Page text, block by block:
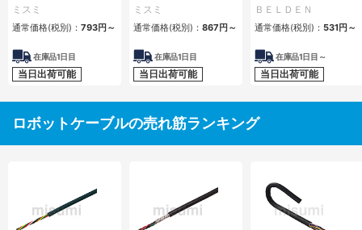
ボットケーブル（シ
ールド無・有）
ミスミ
通常価格(税別)： 793円 ～
在庫品1日目
当日出荷可能
曲銅合金ロボットケ
ーブル（シールド
無・有）
ミスミ
通常価格(税別)： 867 円 ～
在庫品1日目
当日出荷可能
RBT 20276シリー
ズ UL／CE シールド
有・無
ＢＥＬＤＥＮ
通常価格(税別)： 531円 ～
在庫品1日目～
当日出荷可能
ロボットケーブルの売れ筋ランキング